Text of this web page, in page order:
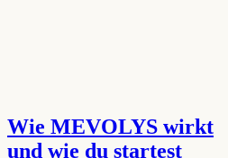
Wie MEVOLYS wirkt
und wie du startest